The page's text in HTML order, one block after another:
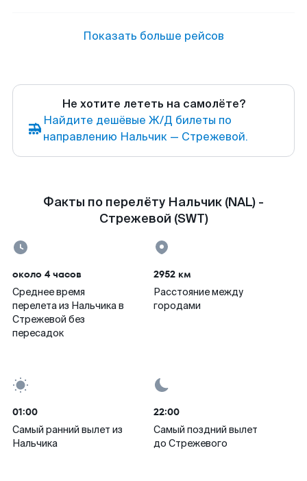
Показать больше рейсов
Не хотите лететь на самолёте?
Найдите дешёвые Ж/Д билеты по
направлению Нальчик — Стрежевой.
Факты по перелёту Нальчик (NAL) -
Стрежевой (SWT)
около 4 часов
Среднее время
перелета из Нальчика в
Стрежевой без
пересадок
2952 км
Расстояние между
городами
01:00
Самый ранний вылет из
Нальчика
22:00
Самый поздний вылет
до Стрежевого